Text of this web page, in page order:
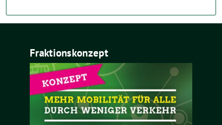
Fraktionskonzept